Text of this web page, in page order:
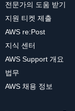
전문가의 도움 받기
지원 티켓 제출
AWS re:Post
지식 센터
AWS Support 개요
법무
AWS 채용 정보